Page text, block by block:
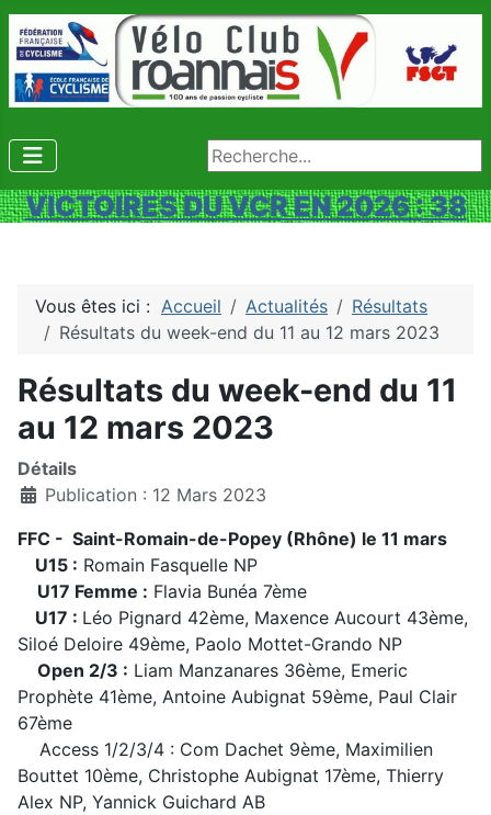
Rechercher
VICTOIRES DU VCR EN 2026 : 38
Vous êtes ici : Accueil Actualités
Résultats
Résultats du week-end du 11 au 12 mars 2023
Résultats du week-end du 11
au 12 mars 2023
Détails
Publication : 12 Mars 2023
FFC - Saint-Romain-de-Popey (Rhône) le 11 mars
U15 : Romain Fasquelle NP
U17 Femme : Flavia Bunéa 7ème
U17 : Léo Pignard 42ème, Maxence Aucourt 43ème,
Siloé Deloire 49ème, Paolo Mottet-Grando NP
Open 2/3 : Liam Manzanares 36ème, Emeric
Prophète 41ème, Antoine Aubignat 59ème, Paul Clair
67ème
Access 1/2/3/4 : Com Dachet 9ème, Maximilien
Bouttet 10ème, Christophe Aubignat 17ème, Thierry
Alex NP, Yannick Guichard AB